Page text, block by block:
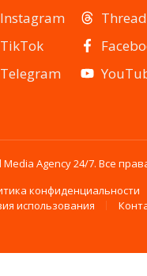
Instagram
TikTok
Telegram
Media Agency 24/7. Все
конфиденциальности
использования